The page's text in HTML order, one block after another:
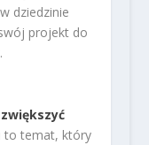
dziedzinie
projekt do
to temat, który